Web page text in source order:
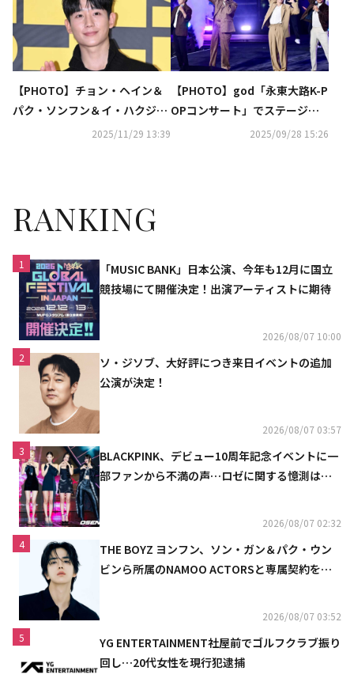
【PHOTO】チョン・ヘイン＆
パク・ソンフン＆イ・ハクジュ
ら、映画「情報員」VIP試写会
2025/11/29 13:39
【PHOTO】god「永東大路K-P
OPコンサート」でステージ披
2025/09/28 15:26
RANKING
1
「MUSIC BANK」日本公演、今年も12月に国立
競技場にて開催決定！出演アーティストに期待
2026/08/07 10:00
2
ソ・ジソブ、大好評につき来日イベントの追加
公演が決定！
2026/08/07 03:57
3
BLACKPINK、デビュー10周年記念イベントに一
部ファンから不満の声…ロゼに関する憶測は否
2026/08/07 02:32
4
THE BOYZ ヨンフン、ソン・ガン＆パク・ウン
ビンら所属のNAMOO ACTORSと専属契約を締
2026/08/07 03:52
5
YG ENTERTAINMENT社屋前でゴルフクラブ振り
回し…20代女性を現行犯逮捕